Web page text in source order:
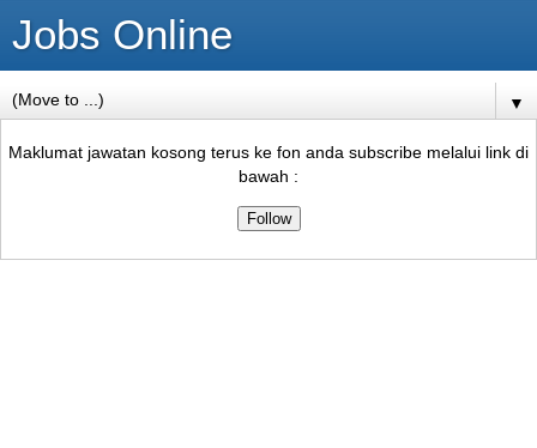
Jobs Online
▼
Maklumat jawatan kosong terus ke fon anda subscribe melalui link di
bawah :